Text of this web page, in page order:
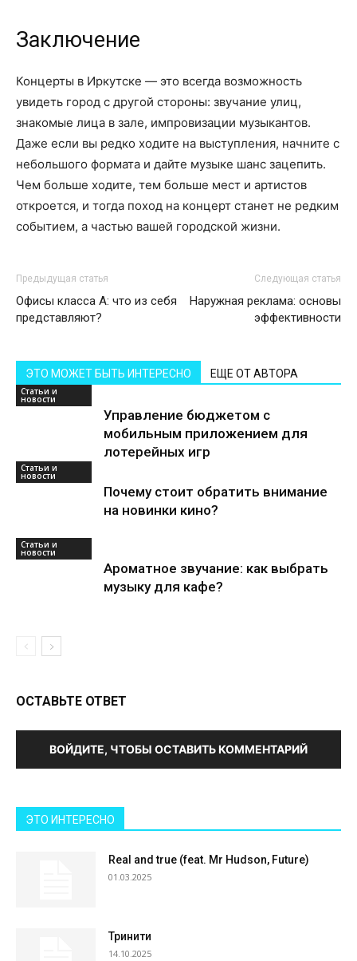
Заключение
Концерты в Иркутске — это всегда возможность
увидеть город с другой стороны: звучание улиц,
знакомые лица в зале, импровизации музыкантов.
Даже если вы редко ходите на выступления, начните с
небольшого формата и дайте музыке шанс зацепить.
Чем больше ходите, тем больше мест и артистов
откроется, и тогда поход на концерт станет не редким
событием, а частью вашей городской жизни.
Предыдущая статья
Офисы класса А: что из себя
представляют?
Следующая статья
Наружная реклама: основы
эффективности
ЭТО МОЖЕТ БЫТЬ ИНТЕРЕСНО ЕЩЕ ОТ АВТОРА
Статьи и
новости
Управление бюджетом с
мобильным приложением для
лотерейных игр
Статьи и
новости
Почему стоит обратить внимание
на новинки кино?
Статьи и
новости
Ароматное звучание: как выбрать
музыку для кафе?
ОСТАВЬТЕ ОТВЕТ
ВОЙДИТЕ, ЧТОБЫ ОСТАВИТЬ КОММЕНТАРИЙ
ЭТО ИНТЕРЕСНО
Real and true (feat. Mr Hudson, Future)
01.03.2025
Тринити
14.10.2025